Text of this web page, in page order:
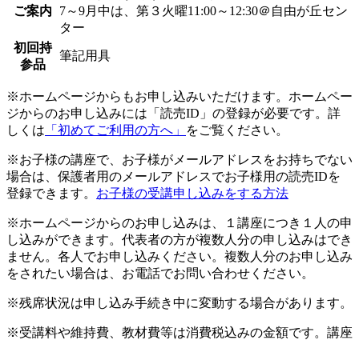
ご案内
7～9月中は、第３火曜11:00～12:30＠自由が丘セン
ター
初回持
参品
筆記用具
※ホームページからもお申し込みいただけます。ホームペー
ジからのお申し込みには「読売ID」の登録が必要です。詳
しくは 「初めてご利用の方へ」 をご覧ください。
※お子様の講座で、お子様がメールアドレスをお持ちでない
場合は、保護者用のメールアドレスでお子様用の読売IDを
登録できます。 お子様の受講申し込みをする方法
※ホームページからのお申し込みは、１講座につき１人の申
し込みができます。代表者の方が複数人分の申し込みはでき
ません。各人でお申し込みください。複数人分のお申し込み
をされたい場合は、お電話でお問い合わせください。
※残席状況は申し込み手続き中に変動する場合があります。
※受講料や維持費、教材費等は消費税込みの金額です。講座